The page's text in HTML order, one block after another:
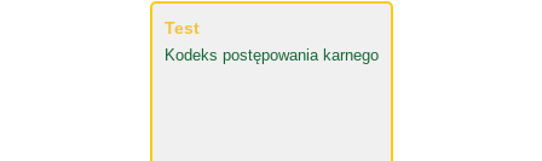
Test
Kodeks postępowania karnego